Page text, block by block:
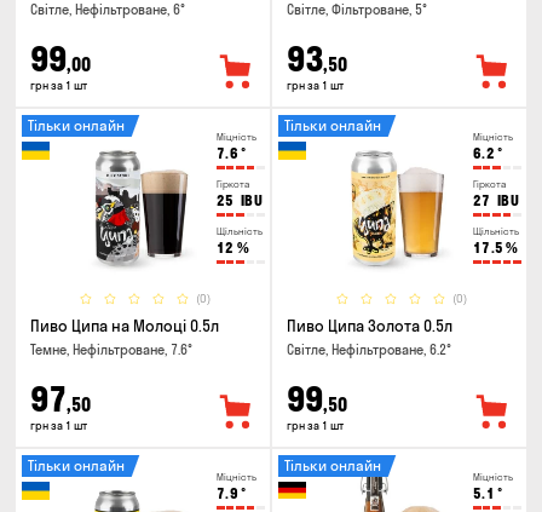
Світле, Нефільтроване, 6°
99,00
грн за 1 шт
Світле, Фільтроване, 5°
93,50
грн за 1 шт
Міцність
7.6 °
Гіркота
25 IBU
Щільність
12 %
(0)
Тільки онлайн
Пиво Ципа на Молоці 0.5л
Темне, Нефільтроване, 7.6°
97,50
грн за 1 шт
Міцність
6.2 °
Гіркота
27 IBU
Щільність
17.5 %
(0)
Тільки онлайн
Пиво Ципа Золота 0.5л
Світле, Нефільтроване, 6.2°
99,50
грн за 1 шт
Міцність
7.9 °
Тільки онлайн
Міцність
5.1 °
Тільки онлайн